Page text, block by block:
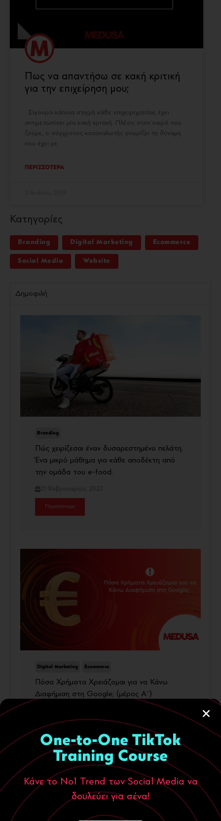
Πως να απαντήσω σε κακή κριτική
για την επιχείρηση μου;
Σίγουρα κάποια στιγμή κάθε επιχειρηματίας έχει
αντιμετωπίσει μία κακή κριτική. Πλέον, στον καιρό που
ζούμε, ο σύγχρονος καταναλωτής γνωρίζει τη δύναμη
που έχει με
ΠΕΡΙΣΣΟΤΕΡΑ
Κατηγορίες
Branding Digital Marketing Ecommerce
Social Media Website
Δημοφιλή
Branding
Πώς χειρίζεσαι έναν δυσαρεστημένο πελάτη.
Ένα μικρό μάθημα για κάθε αποδέκτη από
την ομάδα του e-food.
21 Φεβρουαρίου, 2022
Περισσότερα
Digital Marketing Ecommerce
Πόσα Χρήματα Χρειάζομαι για να Κάνω
Διαφήμιση στη Google; (μέρος Α΄)
Περισσότερα
One-to-One TikTok
Training Course
Κάνε το Νο1 Trend των Social Media να
δουλεύει για σένα!